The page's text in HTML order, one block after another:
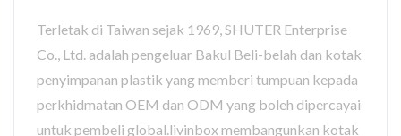
Terletak di Taiwan sejak 1969, SHUTER Enterprise
Co., Ltd. adalah pengeluar Bakul Beli-belah dan kotak
penyimpanan plastik yang memberi tumpuan kepada
perkhidmatan OEM dan ODM yang boleh dipercayai
untuk pembeli global.livinbox membangunkan kotak